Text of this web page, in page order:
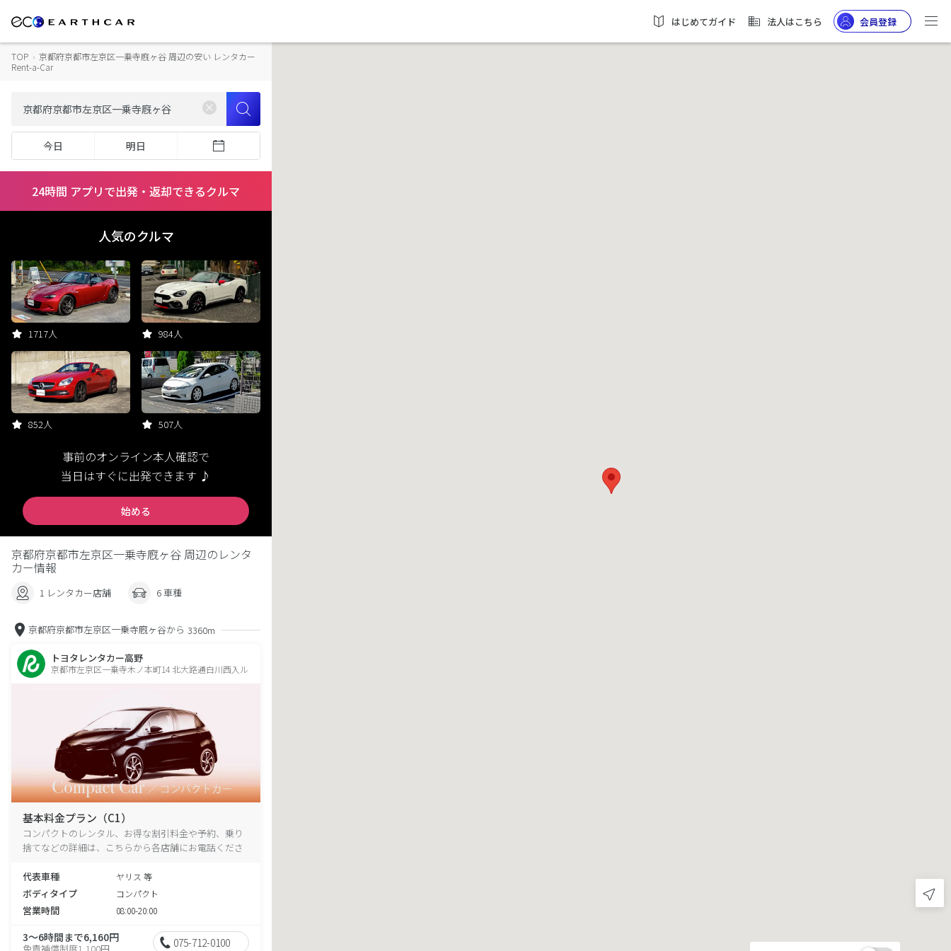
はじめてガイド 法人はこちら 会員登録
TOP › 京都府京都市左京区一乗寺廐ヶ谷 周辺の安い レンタカー
Rent-a-Car
今日 明日
24時間 アプリで出発・返却できるクルマ
人気のクルマ
1717人 984人
852人 507人
事前のオンライン本人確認で
当日はすぐに出発できます ♪
始める
京都府京都市左京区一乗寺廐ヶ谷 周辺のレンタ
カー情報
1 レンタカー店舗 6 車種
京都府京都市左京区一乗寺廐ヶ谷から 3360m
トヨタレンタカー高野
京都市左京区一乗寺木ノ本町14 北大路通白川西入ル
基本料金プラン（C1）
コンパクトのレンタル、お得な割引料金や予約、乗り
捨てなどの詳細は、こちらから各店舗にお電話くださ
代表車種
ヤリス 等
ボディタイプ コンパクト
営業時間 08:00-20:00
3～6時間まで6,160円
免責補償制度1,100円 075-712-0100